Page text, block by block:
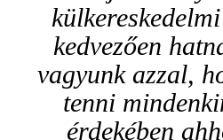
kedvezően
vagyunk azzal,
tenni
érdekében